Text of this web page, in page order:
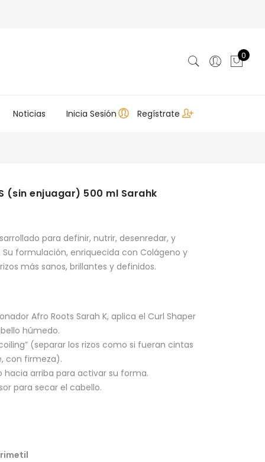
0
Noticias Inicia Sesión Regístrate
(sin enjuagar) 500 ml Sarahk
para definir, nutrir, desenredar, y
formulación, enriquecida con Colágeno y
más sanos, brillantes y definidos.
Afro Roots Sarah K, aplica el Curl Shaper
húmedo.
(separar los rizos como si fueran cintas
con firmeza).
hacia arriba para activar su forma.
para secar el cabello.